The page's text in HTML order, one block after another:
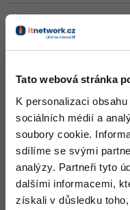
Tato webová stránka
K personalizaci
sociálních médií a
soubory cookie.
sdílíme se svými
analýzy. Partneři tyto
dalšími informacemi,
získali v důsledku
Windows
Kybernetická
Elektronický
Fórum
Fórum
Michal D.
Také mě to poslalo na
projekt mám zde,
if (file_exists